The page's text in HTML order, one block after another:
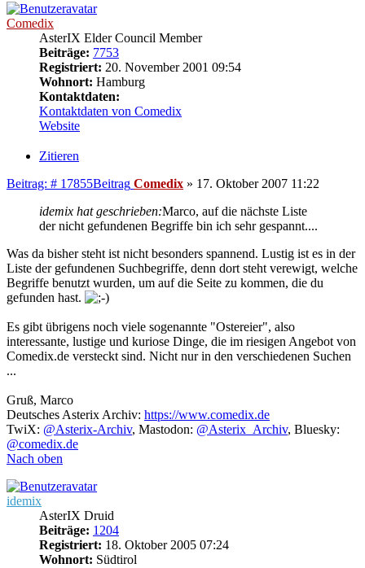
Comedix
AsterIX Elder Council Member
Beiträge: 7753
Registriert: 20. November 2001 09:54
Wohnort: Hamburg
Kontaktdaten:
Kontaktdaten von Comedix
Website
Zitieren
Beitrag: # 17855Beitrag Comedix » 17. Oktober 2007 11:22
idemix hat geschrieben:Marco, auf die nächste Liste
der nicht gefundenen Begriffe bin ich sehr gespannt....
Was da bisher steht ist nicht besonders spannend. Lustig ist es in der
Liste der gefundenen Suchbegriffe, denn dort steht verewigt, welche
Begriffe benutzt wurden, um auf die Seite zu kommen, die du
gefunden hast.
Es gibt übrigens noch viele sogenannte "Ostereier", also
interessante, lustige und kuriose Dinge, die im riesigen Angebot von
Comedix.de versteckt sind. Nicht nur in den verschiedenen Suchen
...
Gruß, Marco
Deutsches Asterix Archiv: https://www.comedix.de
TwiX: @Asterix-Archiv, Mastodon: @Asterix_Archiv, Bluesky:
@comedix.de
Nach oben
idemix
AsterIX Druid
Beiträge: 1204
Registriert: 18. Oktober 2005 07:24
Wohnort: Südtirol